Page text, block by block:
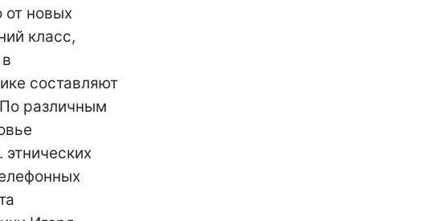
от новых
класс,
составляют
различным